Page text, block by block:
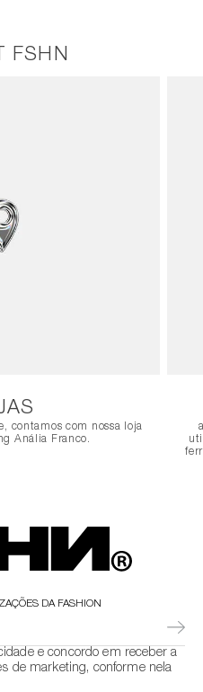
FSHN
contamos com nossa loja
Anália Franco.
DA FASHION
e concordo em receber a
de marketing, conforme nela